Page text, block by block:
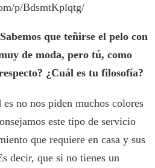
p/BdsmtKplqtg/
que teñirse el pelo con
de moda, pero tú, como
¿Cuál es tu filosofía?
es no nos piden muchos colores
este tipo de servicio
que requiere en casa y sus
decir, que si no tienes un